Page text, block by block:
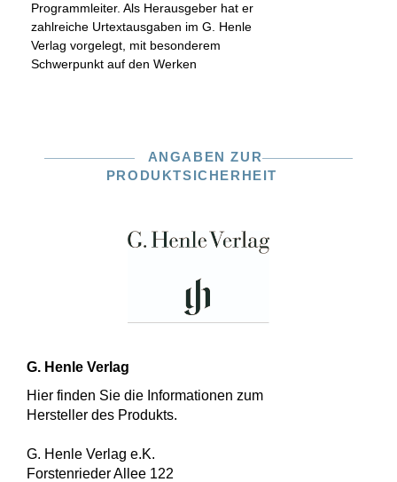
Programmleiter. Als Herausgeber hat er
zahlreiche Urtextausgaben im G. Henle
Verlag vorgelegt, mit besonderem
Schwerpunkt auf den Werken
ANGABEN ZUR
PRODUKTSICHERHEIT
G. Henle Verlag
Hier finden Sie die Informationen zum
Hersteller des Produkts.
G. Henle Verlag e.K.
Forstenrieder Allee 122